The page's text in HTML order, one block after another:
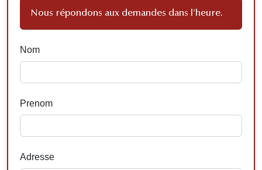
Nous répondons aux demandes dans l'heure.
Nom
Prenom
Adresse